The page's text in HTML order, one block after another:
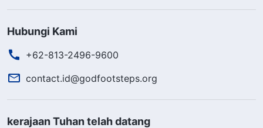
Hubungi Kami
+62-813-2496-9600
contact.id@godfootsteps.org
kerajaan Tuhan telah datang